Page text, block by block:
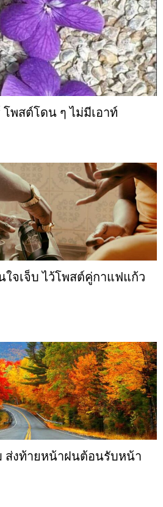
พสต์โดน ๆ ไม่มีเอาท์
จเจ็บ ไว้โพสต์คู่กาแฟแก้ว
ส่งท้ายหน้าฝนต้อนรับหน้า